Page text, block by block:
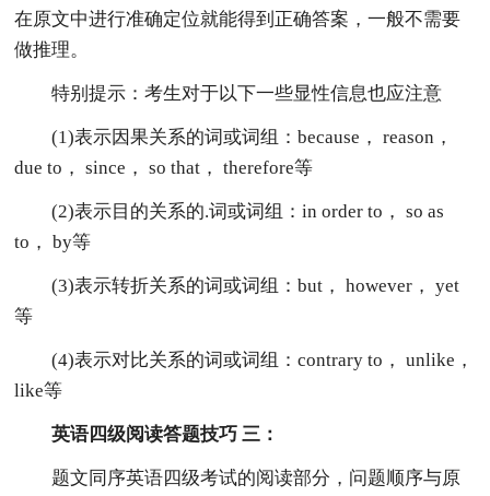
在原文中进行准确定位就能得到正确答案，一般不需要
做推理。
特别提示：考生对于以下一些显性信息也应注意
(1)表示因果关系的词或词组：because， reason，
due to， since， so that， therefore等
(2)表示目的关系的.词或词组：in order to， so as
to， by等
(3)表示转折关系的词或词组：but， however， yet
等
(4)表示对比关系的词或词组：contrary to， unlike，
like等
英语四级阅读答题技巧 三：
题文同序英语四级考试的阅读部分，问题顺序与原